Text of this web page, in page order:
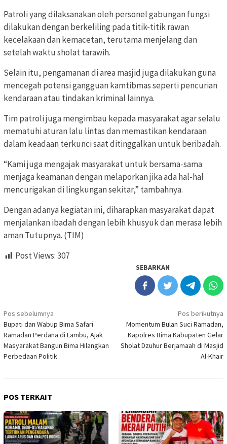
Patroli yang dilaksanakan oleh personel gabungan fungsi
dilakukan dengan berkeliling pada titik-titik rawan
kecelakaan dan kemacetan, terutama menjelang dan
setelah waktu sholat tarawih.
Selain itu, pengamanan di area masjid juga dilakukan guna
mencegah potensi gangguan kamtibmas seperti pencurian
kendaraan atau tindakan kriminal lainnya.
Tim patroli juga mengimbau kepada masyarakat agar selalu
mematuhi aturan lalu lintas dan memastikan kendaraan
dalam keadaan terkunci saat ditinggalkan untuk beribadah.
“Kami juga mengajak masyarakat untuk bersama-sama
menjaga keamanan dengan melaporkan jika ada hal-hal
mencurigakan di lingkungan sekitar,” tambahnya.
Dengan adanya kegiatan ini, diharapkan masyarakat dapat
menjalankan ibadah dengan lebih khusyuk dan merasa lebih
aman Tutupnya. (TIM)
Post Views:307
SEBARKAN
Navigasi
pos
Pos sebelumnya
Bupati dan Wabup Bima Safari
Ramadan Perdana di Lambu, Ajak
Masyarakat Bangun Bima Hilangkan
Perbedaan Politik
Pos berikutnya
Momentum Bulan Suci Ramadan,
Kapolres Bima Kabupaten Gelar
Sholat Dzuhur Berjamaah di Masjid
Al-Khair
POS TERKAIT